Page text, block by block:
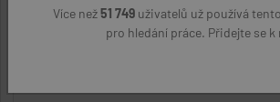
22400 Kč
Více než51 749 uživatelů už používá
pro hledání práce. Přidejte se k